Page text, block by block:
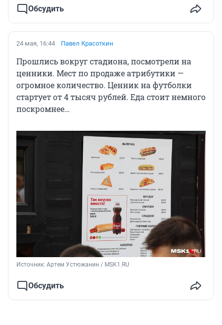
Обсудить
24 мая, 16:44 Павел Красоткин
Прошлись вокруг стадиона, посмотрели на
ценники. Мест по продаже атрибутики —
огромное количество. Ценник на футболки
стартует от 4 тысяч рублей. Еда стоит немного
поскромнее…
Источник: Артем Устюжанин / MSK1.RU
Обсудить